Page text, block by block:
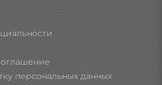
персональных данных